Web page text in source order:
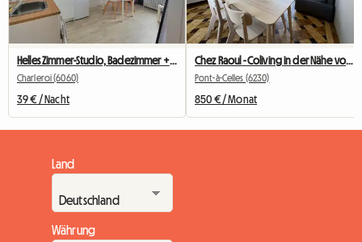
Helles Zimmer-Studio, Badezimmer + Eigene Küche
Charleroi (6060)
39 € / Nacht
Chez Raoul - Coliving in der Nähe von Nivelles - Seneffe - Feluy
Pont-à-Celles (6230)
850 € / Monat
Land
Währung